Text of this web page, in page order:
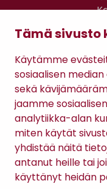
Tämä
Käytämme
sosiaalisen
sekä
jaamme
analytiikka-alan
miten käytät
yhdistää näitä
antanut heille tai
käyttänyt heidän